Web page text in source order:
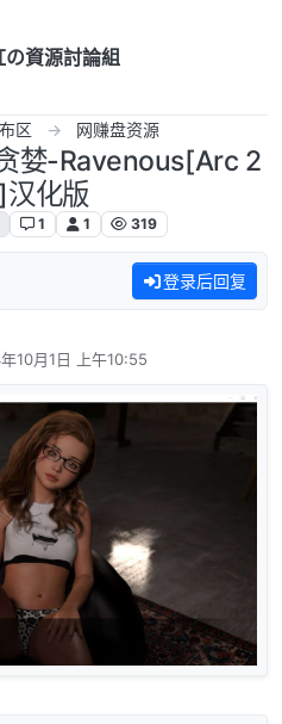
の資源討論組
区 网赚盘资源
婪-Ravenous[Arc 2
汉化版
1 1 319
登录后回复
10月1日 上午10:55